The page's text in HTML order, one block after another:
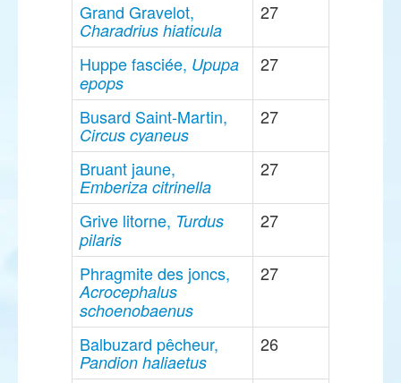
Grand Gravelot,
Charadrius hiaticula
27
Huppe fasciée, Upupa
epops
27
Busard Saint-Martin,
Circus cyaneus
27
Bruant jaune,
Emberiza citrinella
27
Grive litorne, Turdus
pilaris
27
Phragmite des joncs,
Acrocephalus
schoenobaenus
27
Balbuzard pêcheur,
Pandion haliaetus
26